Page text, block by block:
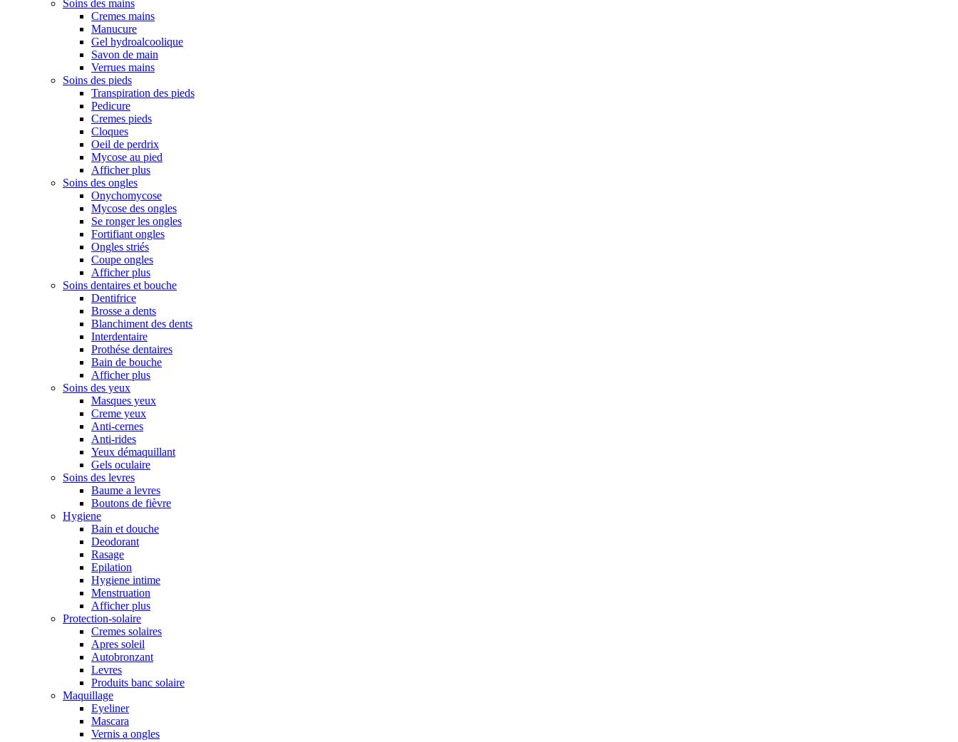
Soins des mains
Cremes mains
Manucure
Gel hydroalcoolique
Savon de main
Verrues mains
Soins des pieds
Transpiration des pieds
Pedicure
Cremes pieds
Cloques
Oeil de perdrix
Mycose au pied
Afficher plus
Soins des ongles
Onychomycose
Mycose des ongles
Se ronger les ongles
Fortifiant ongles
Ongles striés
Coupe ongles
Afficher plus
Soins dentaires et bouche
Dentifrice
Brosse a dents
Blanchiment des dents
Interdentaire
Prothése dentaires
Bain de bouche
Afficher plus
Soins des yeux
Masques yeux
Creme yeux
Anti-cernes
Anti-rides
Yeux démaquillant
Gels oculaire
Soins des levres
Baume a levres
Boutons de fièvre
Hygiene
Bain et douche
Deodorant
Rasage
Epilation
Hygiene intime
Menstruation
Afficher plus
Protection-solaire
Cremes solaires
Apres soleil
Autobronzant
Levres
Produits banc solaire
Maquillage
Eyeliner
Mascara
Vernis a ongles